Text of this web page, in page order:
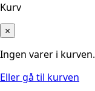
Kurv
×
Ingen varer i kurven.
Eller gå til kurven